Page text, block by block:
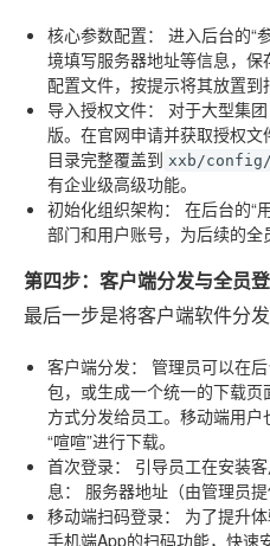
核心参数配置：
进入后台的“
境填写服务器地址等信息，
配置文件，按提示将其放置到
导入授权文件：
对于大型集
版。在官网申请并获取授权文
目录完整覆盖到 xxb/
有企业级高级功能。
初始化组织架构：
在后台的“
部门和用户账号，为后续的全
第四步：客户端分发与全员
最后一步是将客户端软件分
客户端分发：
管理员可以在
包，或生成一个统一的下载
方式分发给员工。移动端用
“喧喧”进行下载。
首次登录：
引导员工在安装
息： 服务器地址 （由管理员
移动端扫码登录：
为了提升
手机端App的扫码功能，快速